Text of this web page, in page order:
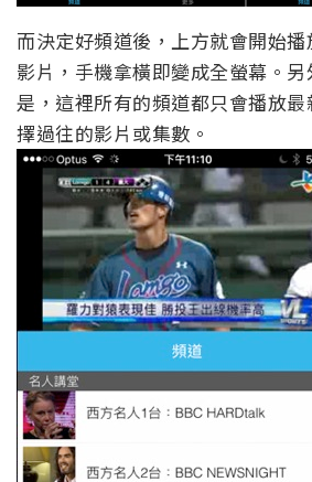
而決定好頻道後，上方就會開始
影片，手機拿橫即變成全螢幕。
是，這裡所有的頻道都只會播放
擇過往的影片或集數。